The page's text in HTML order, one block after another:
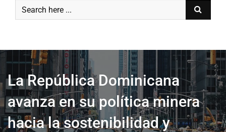
La República Dominicana
avanza en su política minera
hacia la sostenibilidad y